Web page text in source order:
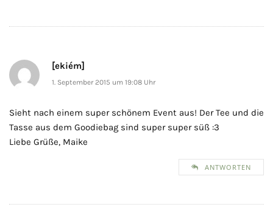
[ekiém]
1. September 2015 um 19:08 Uhr
Sieht nach einem super schönem Event aus! Der Tee und die
Tasse aus dem Goodiebag sind super super süß :3
Liebe Grüße, Maike
ANTWORTEN